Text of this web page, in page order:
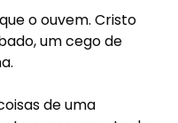
o ouvem. Cristo
um cego de
de uma